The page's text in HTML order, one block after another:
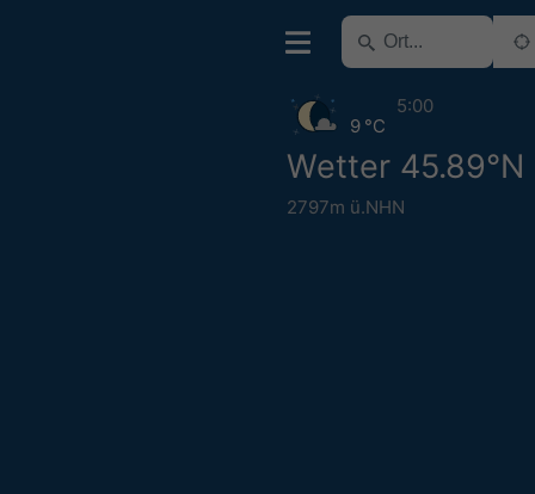
Wetter 45.89°N
2797m ü.NHN
9 °C
5:00